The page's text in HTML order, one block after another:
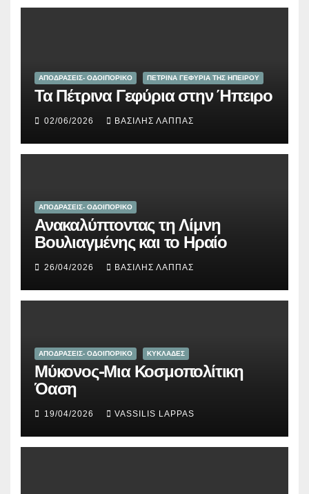
ΑΠΟΔΡΑΣΕΙΣ- ΟΔΟΙΠΟΡΙΚΟ ΠΕΤΡΙΝΑ ΓΕΦΥΡΙΑ ΤΗΣ ΗΠΕΙΡΟΥ
Τα Πέτρινα Γεφύρια στην Ήπειρο
02/06/2026 ΒΑΣΊΛΗΣ ΛΆΠΠΑΣ
ΑΠΟΔΡΑΣΕΙΣ- ΟΔΟΙΠΟΡΙΚΟ
Ανακαλύπτοντας τη Λίμνη
Βουλιαγμένης και το Ηραίο
26/04/2026 ΒΑΣΊΛΗΣ ΛΆΠΠΑΣ
ΑΠΟΔΡΑΣΕΙΣ- ΟΔΟΙΠΟΡΙΚΟ ΚΥΚΛΑΔΕΣ
Μύκονος-Μια Κοσμοπολίτικη
Όαση
19/04/2026 VASSILIS LAPPAS